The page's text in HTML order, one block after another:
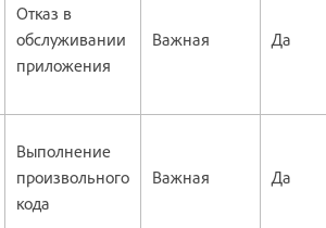
Отказ в
обслуживании
приложения
Важная Да
Выполнение
произвольного
кода
Важная Да